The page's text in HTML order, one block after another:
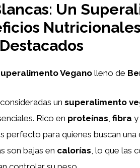
Un
Vegano lleno de
un superalimento
Rico en proteínas fibra y
perfecto para quienes buscan una
son bajas en calorías , lo que las